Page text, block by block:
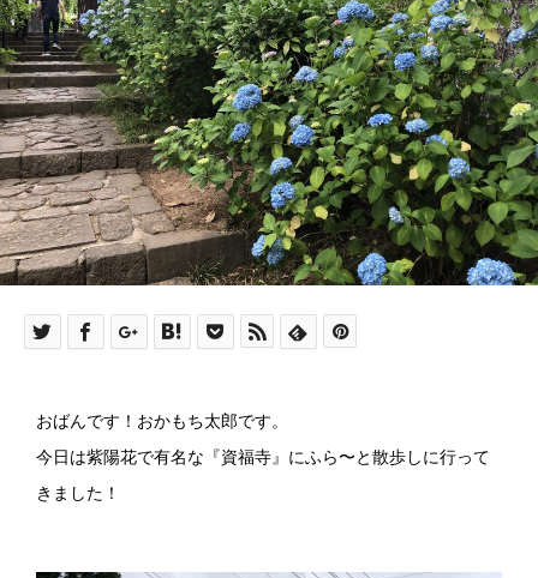
おばんです！おかもち太郎です。
今日は紫陽花で有名な『資福寺』にふら〜と散歩しに行って
きました！